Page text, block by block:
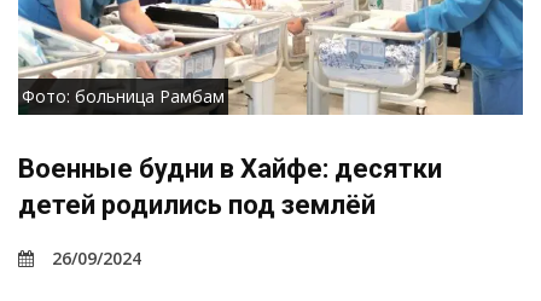
Фото: больница Рамбам
Военные будни в Хайфе: десятки
детей родились под землёй
26/09/2024